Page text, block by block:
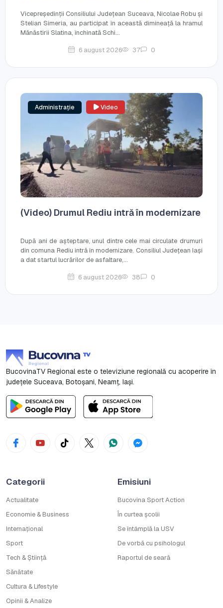
Vicepreședinții Consiliului Județean Suceava, Nicolae Robu și
Stelian Simeria, au participat în această dimineață la hramul
Mănăstirii Slatina, închinată Schi...
6 august 2026 37 0
Administrație Video
(Video) Drumul Rediu intră în modernizare
După ani de așteptare, unul dintre cele mai circulate drumuri
din comuna Rediu intră în modernizare. Consiliul Județean Iași
a dat startul lucrărilor de asfaltare,...
6 august 2026 38 0
BucovinaTV Regional este o televiziune regională cu acoperire în
județele Suceava, Botoşani, Neamț, Iași.
Categorii
Actualitate
Economie & Business
Internațional
Sport
Tech & Știință
Sănătate
Cultura & Lifestyle
Opinii & Analize
Emisiuni
Bucovina Sport Action
În curtea școlii
Se întâmplă la USV
De vorbă cu psihologul
Raportul de seară